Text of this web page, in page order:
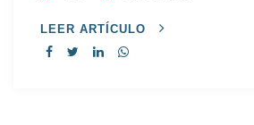
LEER ARTÍCULO